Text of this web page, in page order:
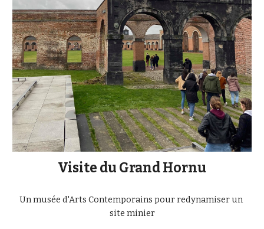
Visite du Grand Hornu
Un musée d'Arts Contemporains pour redynamiser un
site minier